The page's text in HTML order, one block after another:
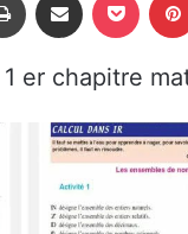
er chapitre